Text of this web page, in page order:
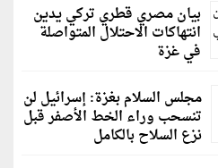
بيان مصري قطري تركي يدين
انتهاكات الاحتلال المتواصلة
في غزة
مجلس السلام بغزة: إسرائيل لن
تنسحب وراء الخط الأصفر قبل
نزع السلاح بالكامل